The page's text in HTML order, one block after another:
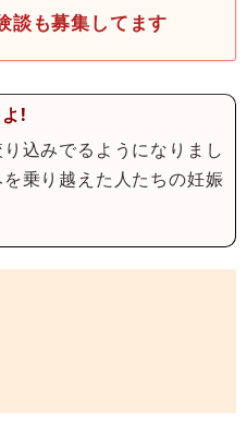
談も募集してます
!
込みでるようになりまし
乗り越えた人たちの妊娠